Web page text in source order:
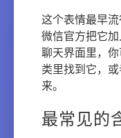
这个表情最早
微信官方把它
聊天界面里，
类里找到它，
来。
最常见的